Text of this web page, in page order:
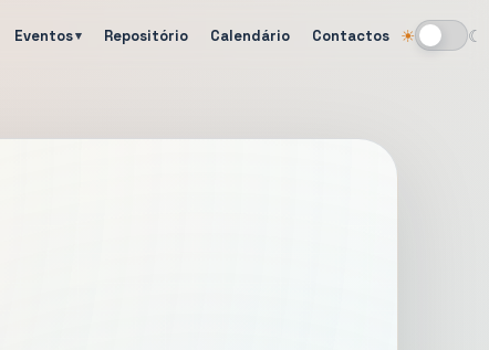
Eventos Repositório Calendário Contactos ☀ ☾
Alternar tema